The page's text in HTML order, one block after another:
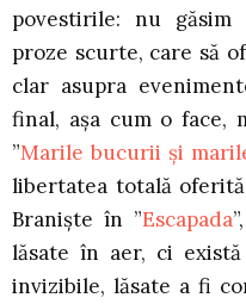
povestirile: nu
proze scurte, care să
clar asupra
final, așa cum o face,
”Marile bucurii și
libertatea totală
Braniște în ”Escapada
lăsate în aer, ci
invizibile, lăsate a fi